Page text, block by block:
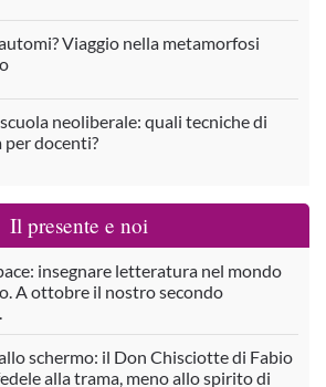
Viaggio nella metamorfosi
neoliberale: quali tecniche di
per docenti?
Il presente e noi
insegnare letteratura nel mondo
A ottobre il nostro secondo
schermo: il Don Chisciotte di Fabio
alla trama, meno allo spirito di